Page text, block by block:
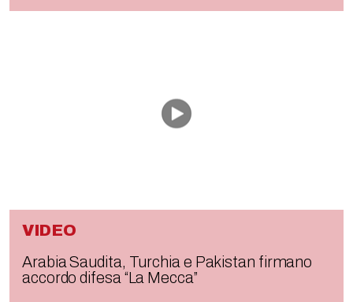
VIDEO
Arabia Saudita, Turchia e Pakistan firmano
accordo difesa “La Mecca”